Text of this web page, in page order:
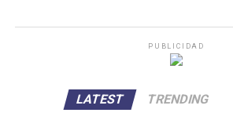
PUBLICIDAD
LATEST TRENDING